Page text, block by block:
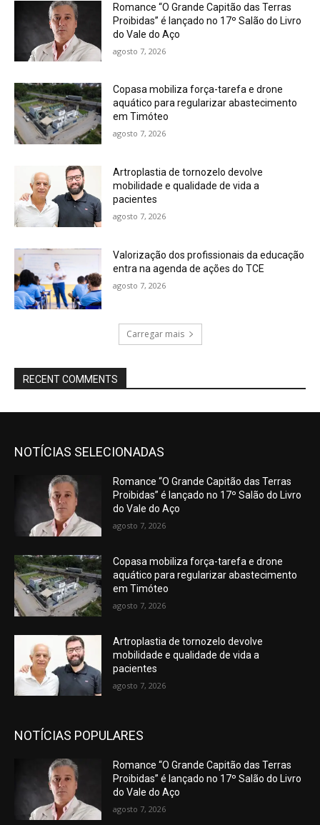
Romance “O Grande Capitão das Terras
Proibidas” é lançado no 17º Salão do Livro
do Vale do Aço
agosto 7, 2026
Copasa mobiliza força-tarefa e drone
aquático para regularizar abastecimento
em Timóteo
agosto 7, 2026
Artroplastia de tornozelo devolve
mobilidade e qualidade de vida a
pacientes
agosto 7, 2026
Valorização dos profissionais da educação
entra na agenda de ações do TCE
agosto 7, 2026
Carregar mais
RECENT COMMENTS
NOTÍCIAS SELECIONADAS
Romance “O Grande Capitão das Terras
Proibidas” é lançado no 17º Salão do Livro
do Vale do Aço
agosto 7, 2026
Copasa mobiliza força-tarefa e drone
aquático para regularizar abastecimento
em Timóteo
agosto 7, 2026
Artroplastia de tornozelo devolve
mobilidade e qualidade de vida a
pacientes
agosto 7, 2026
NOTÍCIAS POPULARES
Romance “O Grande Capitão das Terras
Proibidas” é lançado no 17º Salão do Livro
do Vale do Aço
agosto 7, 2026